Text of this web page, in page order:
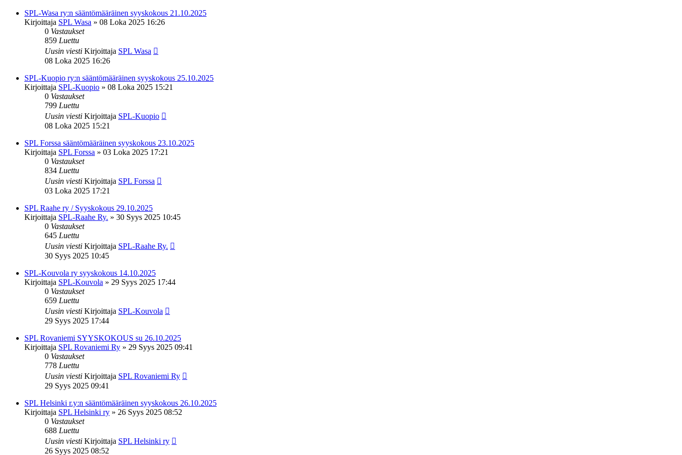
SPL-Wasa ry:n sääntömääräinen syyskokous 21.10.2025
Kirjoittaja SPL Wasa » 08 Loka 2025 16:26
0 Vastaukset
859 Luettu
Uusin viesti Kirjoittaja SPL Wasa
08 Loka 2025 16:26
SPL-Kuopio ry:n sääntömääräinen syyskokous 25.10.2025
Kirjoittaja SPL-Kuopio » 08 Loka 2025 15:21
0 Vastaukset
799 Luettu
Uusin viesti Kirjoittaja SPL-Kuopio
08 Loka 2025 15:21
SPL Forssa sääntömääräinen syyskokous 23.10.2025
Kirjoittaja SPL Forssa » 03 Loka 2025 17:21
0 Vastaukset
834 Luettu
Uusin viesti Kirjoittaja SPL Forssa
03 Loka 2025 17:21
SPL Raahe ry / Syyskokous 29.10.2025
Kirjoittaja SPL-Raahe Ry. » 30 Syys 2025 10:45
0 Vastaukset
645 Luettu
Uusin viesti Kirjoittaja SPL-Raahe Ry.
30 Syys 2025 10:45
SPL-Kouvola ry syyskokous 14.10.2025
Kirjoittaja SPL-Kouvola » 29 Syys 2025 17:44
0 Vastaukset
659 Luettu
Uusin viesti Kirjoittaja SPL-Kouvola
29 Syys 2025 17:44
SPL Rovaniemi SYYSKOKOUS su 26.10.2025
Kirjoittaja SPL Rovaniemi Ry » 29 Syys 2025 09:41
0 Vastaukset
778 Luettu
Uusin viesti Kirjoittaja SPL Rovaniemi Ry
29 Syys 2025 09:41
SPL Helsinki r.y:n sääntömääräinen syyskokous 26.10.2025
Kirjoittaja SPL Helsinki ry » 26 Syys 2025 08:52
0 Vastaukset
688 Luettu
Uusin viesti Kirjoittaja SPL Helsinki ry
26 Syys 2025 08:52